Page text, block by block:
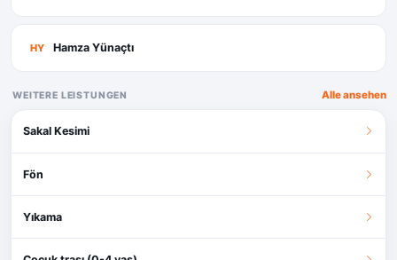
HY Hamza Yünaçtı
WEITERE LEISTUNGEN Alle ansehen
Sakal Kesimi
Fön
Yıkama